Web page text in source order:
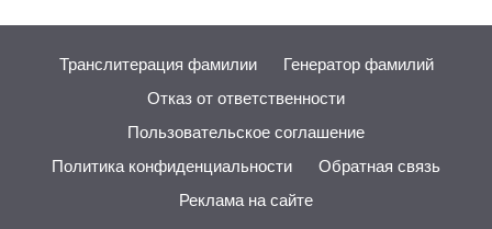
Транслитерация фамилии
Генератор фамилий
Отказ от ответственности
Пользовательское соглашение
Политика конфиденциальности
Обратная связь
Реклама на сайте